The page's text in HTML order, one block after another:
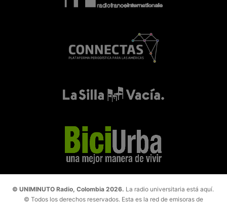
© UNIMINUTO Radio, Colombia 2026. La radio universitaria está aquí.
© Todos los derechos reservados. Esta es la red de emisoras de